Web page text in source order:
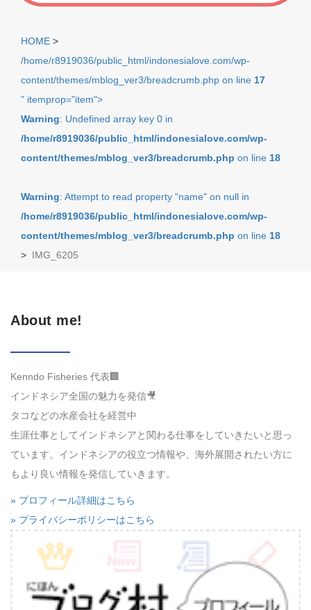
HOME >
/home/r8919036/public_html/indonesialove.com/wp-
content/themes/mblog_ver3/breadcrumb.php on line 17
" itemprop="item">
Warning: Undefined array key 0 in
/home/r8919036/public_html/indonesialove.com/wp-
content/themes/mblog_ver3/breadcrumb.php on line 18
Warning: Attempt to read property "name" on null in
/home/r8919036/public_html/indonesialove.com/wp-
content/themes/mblog_ver3/breadcrumb.php on line 18
> IMG_6205
About me!
Kenndo Fisheries 代表🏢
インドネシア全国の魅力を発信🎥
タコなどの水産会社を経営中
生涯仕事としてインドネシアと関わる仕事をしていきたいと思っ
ています。インドネシアの役立つ情報や、海外展開されたい方に
もより良い情報を発信していきます。
» プロフィール詳細はこちら
» プライバシーポリシーはこちら